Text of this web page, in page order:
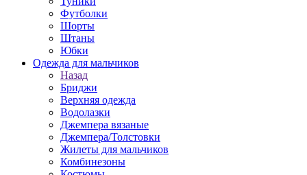
Футболки
Шорты
Штаны
Юбки
Одежда для мальчиков
Назад
Бриджи
Верхняя одежда
Водолазки
Джемпера вязаные
Джемпера/Толстовки
Жилеты для мальчиков
Комбинезоны